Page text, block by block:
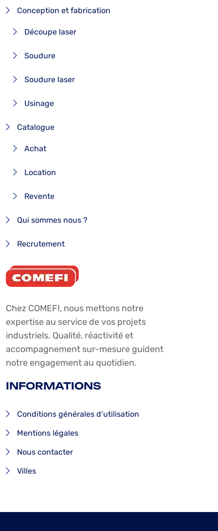
Conception et fabrication
Découpe laser
Soudure
Soudure laser
Usinage
Catalogue
Achat
Location
Revente
Qui sommes nous ?
Recrutement
Chez COMEFI, nous mettons notre
expertise au service de vos projets
industriels. Qualité, réactivité et
accompagnement sur-mesure guident
notre engagement au quotidien.
INFORMATIONS
Conditions générales d’utilisation
Mentions légales
Nous contacter
Villes